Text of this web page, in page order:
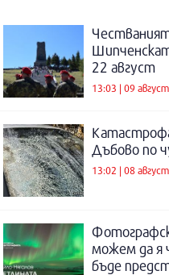
22 август
13:03 | 09
Дъбово по
13:02 | 08
можем да я
бъде